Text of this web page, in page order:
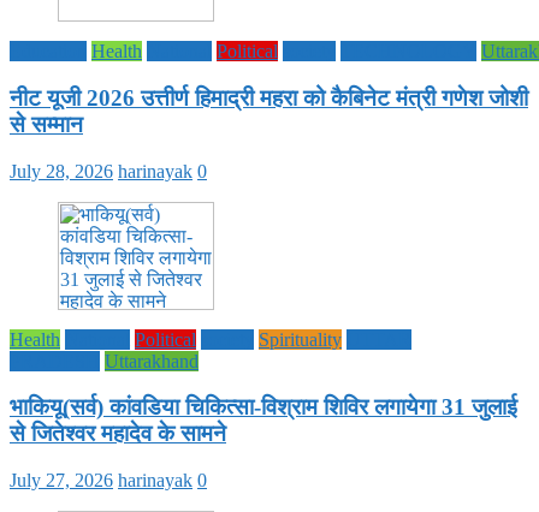
Health Political
नीट यूजी 2026 उत्तीर्ण हिमाद्री महरा को कैबिनेट मंत्री गणेश जोशी
से सम्मान
July 28, 2026 harinayak 0
Health Political Spirituality
Uttarakhand
भाकियू(सर्व) कांवडिया चिकित्सा-विश्राम शिविर लगायेगा 31 जुलाई
से जितेश्वर महादेव के सामने
July 27, 2026 harinayak 0